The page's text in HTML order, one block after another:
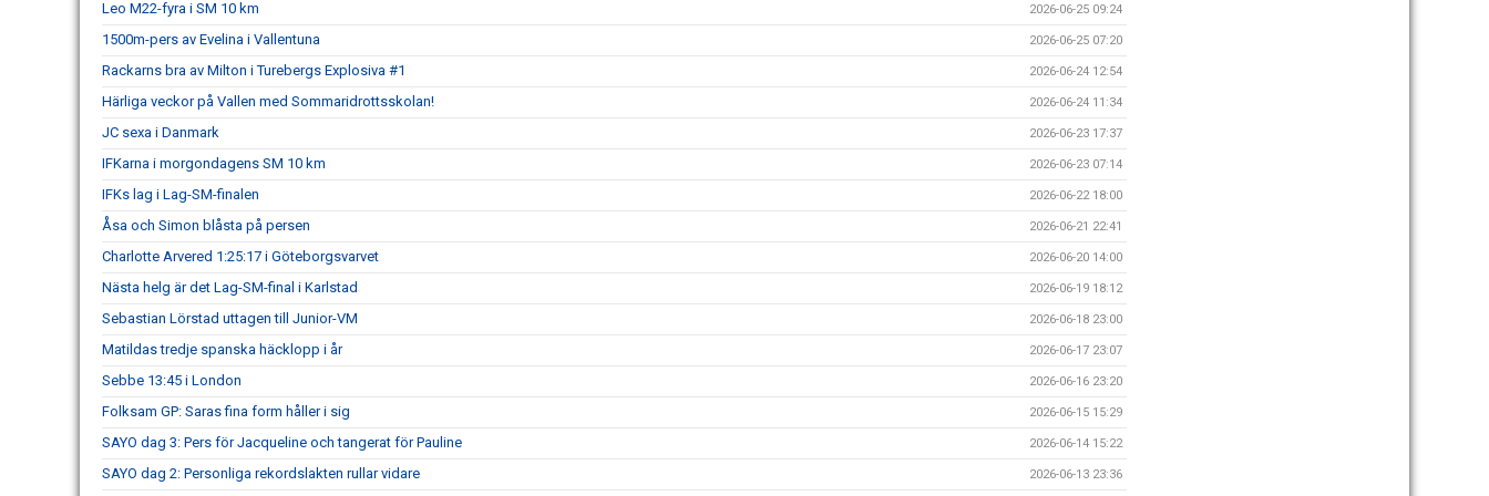
Leo M22-fyra i SM 10 km 2026-06-25 09:24
1500m-pers av Evelina i Vallentuna 2026-06-25 07:20
Rackarns bra av Milton i Turebergs Explosiva #1 2026-06-24 12:54
Härliga veckor på Vallen med Sommaridrottsskolan! 2026-06-24 11:34
JC sexa i Danmark 2026-06-23 17:37
IFKarna i morgondagens SM 10 km 2026-06-23 07:14
IFKs lag i Lag-SM-finalen 2026-06-22 18:00
Åsa och Simon blåsta på persen 2026-06-21 22:41
Charlotte Arvered 1:25:17 i Göteborgsvarvet 2026-06-20 14:00
Nästa helg är det Lag-SM-final i Karlstad 2026-06-19 18:12
Sebastian Lörstad uttagen till Junior-VM 2026-06-18 23:00
Matildas tredje spanska häcklopp i år 2026-06-17 23:07
Sebbe 13:45 i London 2026-06-16 23:20
Folksam GP: Saras fina form håller i sig 2026-06-15 15:29
SAYO dag 3: Pers för Jacqueline och tangerat för Pauline 2026-06-14 15:22
SAYO dag 2: Personliga rekordslakten rullar vidare 2026-06-13 23:36